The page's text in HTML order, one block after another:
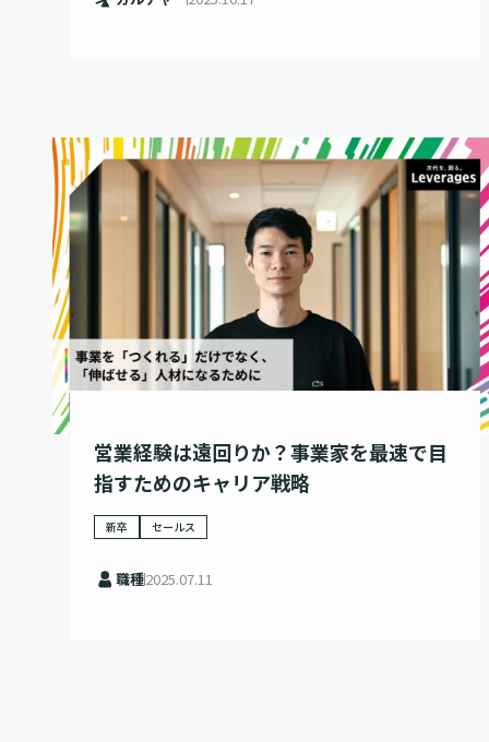
営業経験は遠回りか？事業家を最速で目
指すためのキャリア戦略
新卒 セールス
職種2025.07.11